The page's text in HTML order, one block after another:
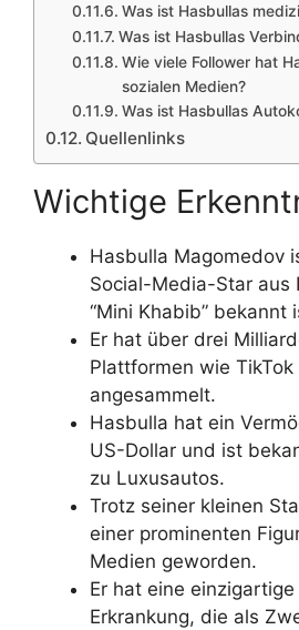
Was ist Hasbullas
Was ist Hasbullas
Wie viele Follower hat
sozialen Medien?
Was ist Hasbullas
Quellenlinks
Wichtige
Hasbulla Magomedov
Social-Media-Star aus
“Mini Khabib” bekannt
Er hat über drei
Plattformen wie
angesammelt.
Hasbulla hat ein
US-Dollar und ist
zu Luxusautos.
Trotz seiner kleinen
einer prominenten
Medien geworden.
Er hat eine
Erkrankung, die als